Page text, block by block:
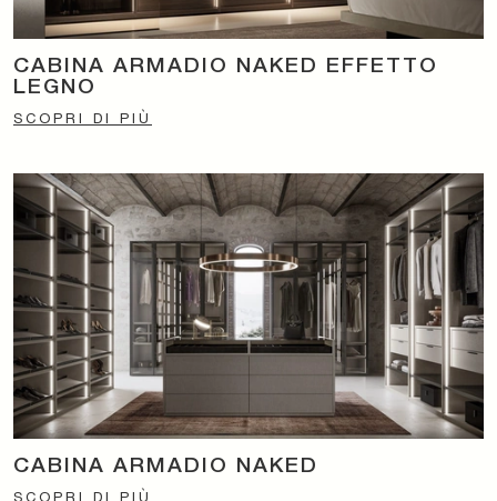
CABINA ARMADIO NAKED EFFETTO
LEGNO
SCOPRI DI PIÙ
CABINA ARMADIO NAKED
SCOPRI DI PIÙ